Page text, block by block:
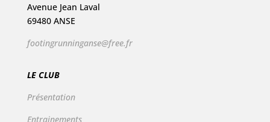
Avenue Jean Laval
69480 ANSE
footingrunninganse@free.fr
LE CLUB
Présentation
Entrainements